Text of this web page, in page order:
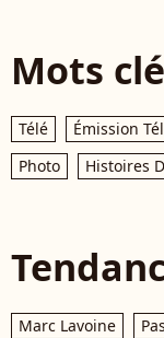
Mots
Télé Émission
Photo
Histoires
Marc Lavoine